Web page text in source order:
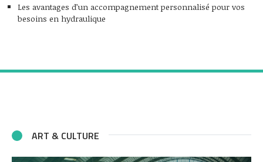
Les avantages d’un accompagnement personnalisé pour vos
besoins en hydraulique
ART & CULTURE